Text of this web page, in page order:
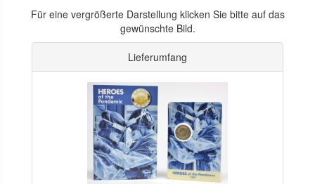
Für eine vergrößerte Darstellung klicken Sie bitte auf das
gewünschte Bild.
Lieferumfang